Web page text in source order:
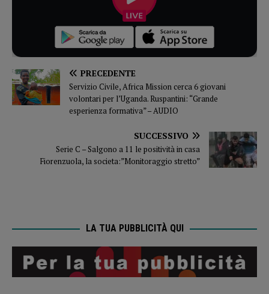
PRECEDENTE
Servizio Civile, Africa Mission cerca 6 giovani
volontari per l’Uganda. Ruspantini: “Grande
esperienza formativa” – AUDIO
SUCCESSIVO
Serie C – Salgono a 11 le positività in casa
Fiorenzuola, la societa:”Monitoraggio stretto”
LA TUA PUBBLICITÀ QUI